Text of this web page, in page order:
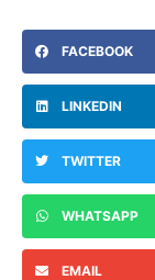
FACEBOOK
LINKEDIN
TWITTER
WHATSAPP
EMAIL